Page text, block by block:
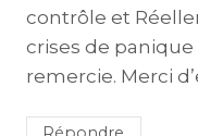
contrôle et
crises de panique
remercie. Merci